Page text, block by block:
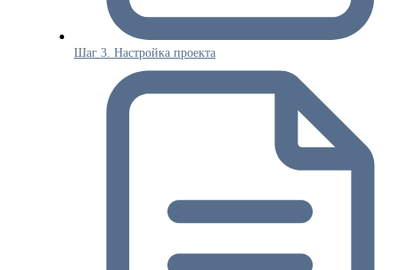
Шаг 3. Настройка проекта